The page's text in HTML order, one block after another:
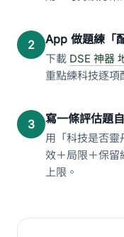
2 App 做題練「
下載 DSE 神器
重點練科技逐項
3 寫一條評估題
用「科技是否
效＋局限＋保留
上限。